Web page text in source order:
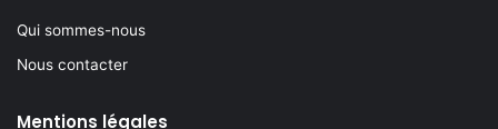
Qui sommes-nous
Nous contacter
Mentions légales